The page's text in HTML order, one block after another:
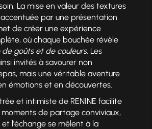
La mise en valeur des textures
par une présentation
de créer une expérience
où chaque bouchée révèle
goûts et de couleurs. Les
invités à savourer non
mais une véritable aventure
émotions et en découvertes.
et intimiste de RENINE facilite
de partage conviviaux,
et l'échange se mêlent à la